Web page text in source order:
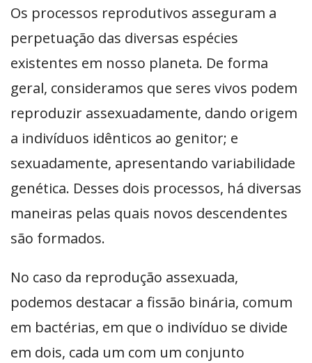
Os processos reprodutivos asseguram a
perpetuação das diversas espécies
existentes em nosso planeta. De forma
geral, consideramos que seres vivos podem
reproduzir assexuadamente, dando origem
a indivíduos idênticos ao genitor; e
sexuadamente, apresentando variabilidade
genética. Desses dois processos, há diversas
maneiras pelas quais novos descendentes
são formados.
No caso da reprodução assexuada,
podemos destacar a fissão binária, comum
em bactérias, em que o indivíduo se divide
em dois, cada um com um conjunto